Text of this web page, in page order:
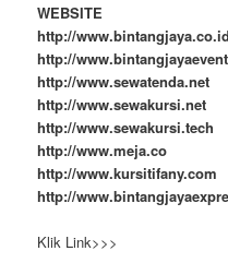
WEBSITE
http://www.bintangjaya.co.id
http://
http://www.sewatenda.net
http://www.sewakursi.net
http://www.sewakursi.tech
http://www.meja.co
http://www.kursitifany.com
http://
Klik Link>>>